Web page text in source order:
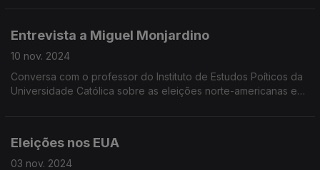
Entrevista a Miguel Monjardino
10 nov. 2024
Conversa com o professor do Instituto de Estudos Poíticos da
Universidade Católica sobre as eleições norte-americanas e
Eleições nos EUA
03 nov. 2024